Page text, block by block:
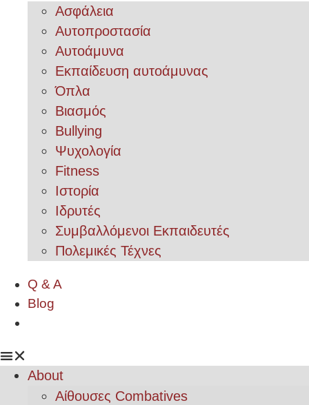
Ασφάλεια
Αυτοπροστασία
Αυτοάμυνα
Εκπαίδευση αυτοάμυνας
Όπλα
Βιασμός
Bullying
Ψυχολογία
Fitness
Ιστορία
Ιδρυτές
Συμβαλλόμενοι Εκπαιδευτές
Πολεμικές Τέχνες
Q & A
Blog
About
Αίθουσες Combatives